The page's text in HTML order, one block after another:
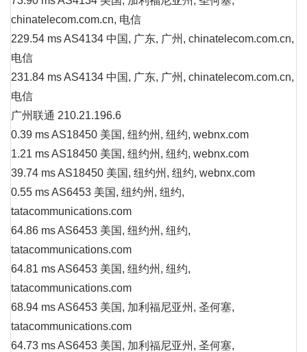
chinatelecom.com.cn, 电信
229.54 ms AS4134 中国, 广东, 广州, chinatelecom.com.cn,
电信
231.84 ms AS4134 中国, 广东, 广州, chinatelecom.com.cn,
电信
广州联通 210.21.196.6
0.39 ms AS18450 美国, 纽约州, 纽约, webnx.com
1.21 ms AS18450 美国, 纽约州, 纽约, webnx.com
39.74 ms AS18450 美国, 纽约州, 纽约, webnx.com
0.55 ms AS6453 美国, 纽约州, 纽约,
tatacommunications.com
64.86 ms AS6453 美国, 纽约州, 纽约,
tatacommunications.com
64.81 ms AS6453 美国, 纽约州, 纽约,
tatacommunications.com
68.94 ms AS6453 美国, 加利福尼亚州, 圣何塞,
tatacommunications.com
64.73 ms AS6453 美国, 加利福尼亚州, 圣何塞,